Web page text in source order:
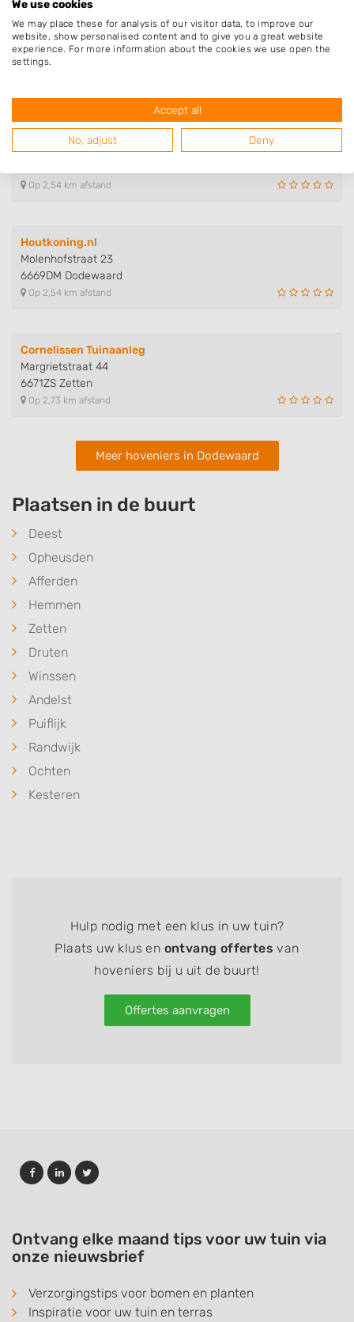
Barten Buiteninrichting
Lakemondsestraat 5
4043JC Opheusden
Aannemings- en Verhuurbedrijf M..
Molenhofstraat 23
Op 2,54 km afstand
Houtkoning.nl
Molenhofstraat 23
6669DM Dodewaard
Op 2,54 km afstand
Cornelissen Tuinaanleg
Margrietstraat 44
6671ZS Zetten
Op 2,73 km afstand
Meer hoveniers in Dodewaard
Plaatsen in de buurt
Deest
Opheusden
Afferden
Hemmen
Zetten
Druten
Winssen
Andelst
Puiflijk
Randwijk
Ochten
Kesteren
Hulp nodig met een klus in uw tuin?
Plaats uw klus en ontvang offertes van
hoveniers bij u uit de buurt!
Offertes aanvragen
Ontvang elke maand tips voor uw tuin via
onze nieuwsbrief
Verzorgingstips voor bomen en planten
Inspiratie voor uw tuin en terras
We use cookies
We may place these for analysis of our visitor data, to improve our
website, show personalised content and to give you a great website
experience. For more information about the cookies we use open the
settings.
Accept all
No, adjust Deny